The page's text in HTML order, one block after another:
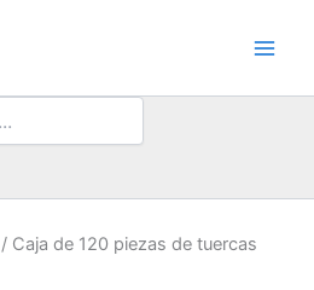
/ Caja de 120 piezas de tuercas